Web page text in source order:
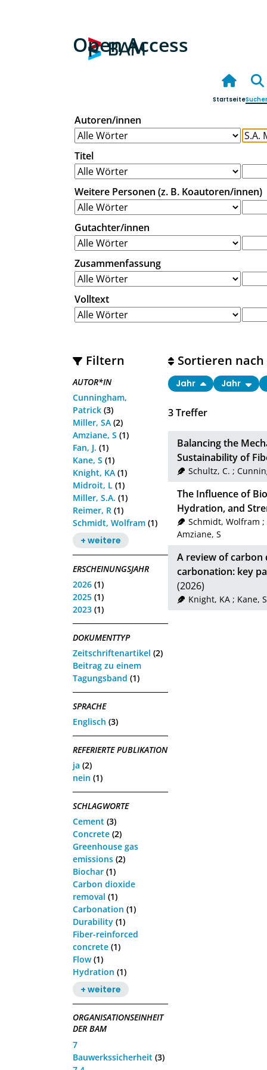
Open Access
Startseite
Autoren/innen
Titel
Weitere Personen (z. B. Koautoren/innen)
Gutachter/innen
Zusammenfassung
Volltext
Filtern
AUTOR*IN
Cunningham,
Patrick (3)
Miller, SA (2)
Amziane, S (1)
Fan, J. (1)
Kane, S (1)
Knight, KA (1)
Midroit, L (1)
Miller, S.A. (1)
Reimer, R (1)
Schmidt, Wolfram (1)
+ weitere
ERSCHEINUNGSJAHR
2026 (1)
2025 (1)
2023 (1)
DOKUMENTTYP
Zeitschriftenartikel (2)
Beitrag zu einem
Tagungsband (1)
SPRACHE
Englisch (3)
REFERIERTE PUBLIKATION
ja (2)
nein (1)
SCHLAGWORTE
Cement (3)
Concrete (2)
Greenhouse gas
emissions (2)
Biochar (1)
Carbon dioxide
removal (1)
Carbonation (1)
Durability (1)
Fiber-reinforced
concrete (1)
Flow(1)
Hydration (1)
+ weitere
ORGANISATIONSEINHEIT
DER BAM
7
Bauwerkssicherheit (3)
3Treffer
Sortieren nach
Jahr Jahr
Balancing the
Sustainability of
Schultz, C. ;
The Influence of
Hydration, and
Schmidt, Wolfram ;
Amziane, S
A review of
carbonation: key
(2026)
Knight, KA; Kane, S